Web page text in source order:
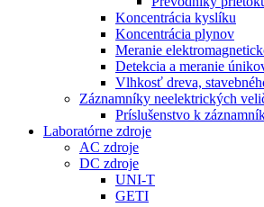
Koncentrácia kyslíku
Koncentrácia plynov
Meranie
Detekcia a meranie
Vlhkosť dreva,
Záznamníky neelektrických
Príslušenstvo k
Laboratórne zdroje
AC zdroje
DC zdroje
UNI-T
GETI